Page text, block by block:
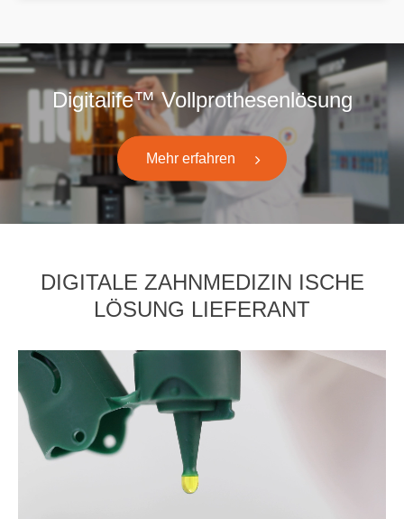
Digitalife™ Vollprothesenlösung
Mehr erfahren
DIGITALE ZAHNMEDIZIN ISCHE
LÖSUNG LIEFERANT